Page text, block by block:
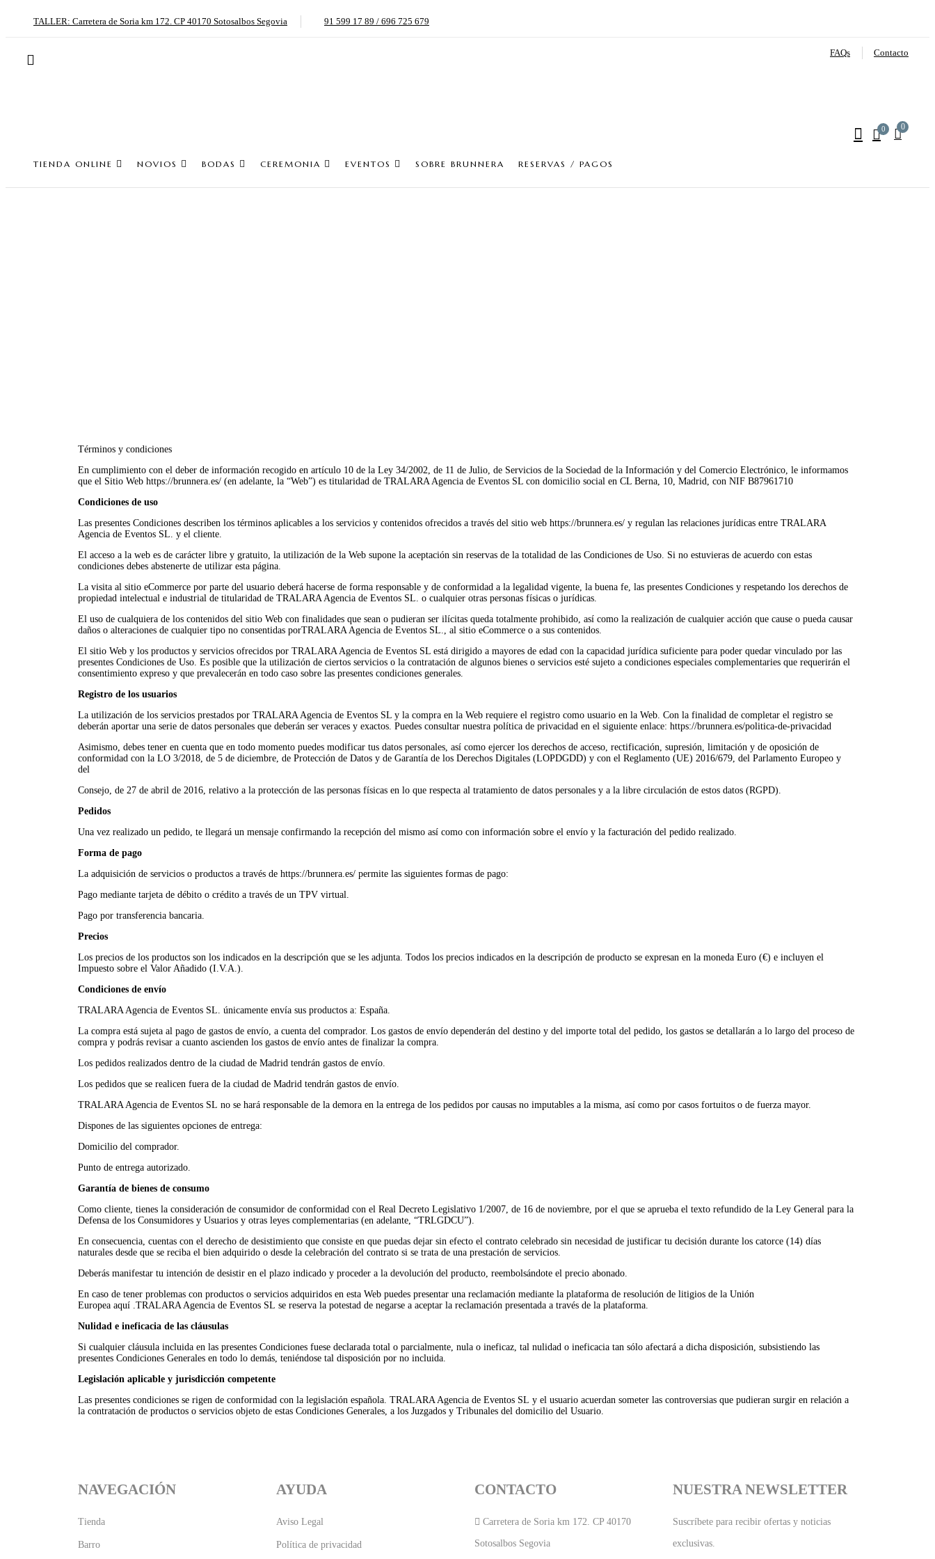
TALLER: Carretera de Soria km 172. CP 40170 Sotosalbos Segovia 91 599 17 89 / 696 725 679
FAQs Contacto
0 0
TIENDA ONLINE NOVIOS BODAS CEREMONIA EVENTOS SOBRE BRUNNERA RESERVAS / PAGOS
Términos y condiciones
En cumplimiento con el deber de información recogido en artículo 10 de la Ley 34/2002, de 11 de Julio, de Servicios de la Sociedad de la Información y del Comercio Electrónico, le informamos
que el Sitio Web https://brunnera.es/ (en adelante, la “Web”) es titularidad de TRALARA Agencia de Eventos SL con domicilio social en CL Berna, 10, Madrid, con NIF B87961710
Condiciones de uso
Las presentes Condiciones describen los términos aplicables a los servicios y contenidos ofrecidos a través del sitio web https://brunnera.es/ y regulan las relaciones jurídicas entre TRALARA
Agencia de Eventos SL. y el cliente.
El acceso a la web es de carácter libre y gratuito, la utilización de la Web supone la aceptación sin reservas de la totalidad de las Condiciones de Uso. Si no estuvieras de acuerdo con estas
condiciones debes abstenerte de utilizar esta página.
La visita al sitio eCommerce por parte del usuario deberá hacerse de forma responsable y de conformidad a la legalidad vigente, la buena fe, las presentes Condiciones y respetando los derechos de
propiedad intelectual e industrial de titularidad de TRALARA Agencia de Eventos SL. o cualquier otras personas físicas o jurídicas.
El uso de cualquiera de los contenidos del sitio Web con finalidades que sean o pudieran ser ilícitas queda totalmente prohibido, así como la realización de cualquier acción que cause o pueda causar
daños o alteraciones de cualquier tipo no consentidas porTRALARA Agencia de Eventos SL., al sitio eCommerce o a sus contenidos.
El sitio Web y los productos y servicios ofrecidos por TRALARA Agencia de Eventos SL está dirigido a mayores de edad con la capacidad jurídica suficiente para poder quedar vinculado por las
presentes Condiciones de Uso. Es posible que la utilización de ciertos servicios o la contratación de algunos bienes o servicios esté sujeto a condiciones especiales complementaries que requerirán el
consentimiento expreso y que prevalecerán en todo caso sobre las presentes condiciones generales.
Registro de los usuarios
La utilización de los servicios prestados por TRALARA Agencia de Eventos SL y la compra en la Web requiere el registro como usuario en la Web. Con la finalidad de completar el registro se
deberán aportar una serie de datos personales que deberán ser veraces y exactos. Puedes consultar nuestra política de privacidad en el siguiente enlace: https://brunnera.es/politica-de-privacidad
Asimismo, debes tener en cuenta que en todo momento puedes modificar tus datos personales, así como ejercer los derechos de acceso, rectificación, supresión, limitación y de oposición de
conformidad con la LO 3/2018, de 5 de diciembre, de Protección de Datos y de Garantía de los Derechos Digitales (LOPDGDD) y con el Reglamento (UE) 2016/679, del Parlamento Europeo y
del
Consejo, de 27 de abril de 2016, relativo a la protección de las personas físicas en lo que respecta al tratamiento de datos personales y a la libre circulación de estos datos (RGPD).
Pedidos
Una vez realizado un pedido, te llegará un mensaje confirmando la recepción del mismo así como con información sobre el envío y la facturación del pedido realizado.
Forma de pago
La adquisición de servicios o productos a través de https://brunnera.es/ permite las siguientes formas de pago:
Pago mediante tarjeta de débito o crédito a través de un TPV virtual.
Pago por transferencia bancaria.
Precios
Los precios de los productos son los indicados en la descripción que se les adjunta. Todos los precios indicados en la descripción de producto se expresan en la moneda Euro (€) e incluyen el
Impuesto sobre el Valor Añadido (I.V.A.).
Condiciones de envío
TRALARA Agencia de Eventos SL. únicamente envía sus productos a: España.
La compra está sujeta al pago de gastos de envío, a cuenta del comprador. Los gastos de envío dependerán del destino y del importe total del pedido, los gastos se detallarán a lo largo del proceso de
compra y podrás revisar a cuanto ascienden los gastos de envío antes de finalizar la compra.
Los pedidos realizados dentro de la ciudad de Madrid tendrán gastos de envío.
Los pedidos que se realicen fuera de la ciudad de Madrid tendrán gastos de envío.
TRALARA Agencia de Eventos SL no se hará responsable de la demora en la entrega de los pedidos por causas no imputables a la misma, así como por casos fortuitos o de fuerza mayor.
Dispones de las siguientes opciones de entrega:
Domicilio del comprador.
Punto de entrega autorizado.
Garantía de bienes de consumo
Como cliente, tienes la consideración de consumidor de conformidad con el Real Decreto Legislativo 1/2007, de 16 de noviembre, por el que se aprueba el texto refundido de la Ley General para la
Defensa de los Consumidores y Usuarios y otras leyes complementarias (en adelante, “TRLGDCU”).
En consecuencia, cuentas con el derecho de desistimiento que consiste en que puedas dejar sin efecto el contrato celebrado sin necesidad de justificar tu decisión durante los catorce (14) días
naturales desde que se reciba el bien adquirido o desde la celebración del contrato si se trata de una prestación de servicios.
Deberás manifestar tu intención de desistir en el plazo indicado y proceder a la devolución del producto, reembolsándote el precio abonado.
En caso de tener problemas con productos o servicios adquiridos en esta Web puedes presentar una reclamación mediante la plataforma de resolución de litigios de la Unión
Europea aquí .TRALARA Agencia de Eventos SL se reserva la potestad de negarse a aceptar la reclamación presentada a través de la plataforma.
Nulidad e ineficacia de las cláusulas
Si cualquier cláusula incluida en las presentes Condiciones fuese declarada total o parcialmente, nula o ineficaz, tal nulidad o ineficacia tan sólo afectará a dicha disposición, subsistiendo las
presentes Condiciones Generales en todo lo demás, teniéndose tal disposición por no incluida.
Legislación aplicable y jurisdicción competente
Las presentes condiciones se rigen de conformidad con la legislación española. TRALARA Agencia de Eventos SL y el usuario acuerdan someter las controversias que pudieran surgir en relación a
la contratación de productos o servicios objeto de estas Condiciones Generales, a los Juzgados y Tribunales del domicilio del Usuario.
NAVEGACIÓN
Tienda
Barro
AYUDA
Aviso Legal
Política de privacidad
CONTACTO
Carretera de Soria km 172. CP 40170
Sotosalbos Segovia
NUESTRA NEWSLETTER
Suscríbete para recibir ofertas y noticias
exclusivas.